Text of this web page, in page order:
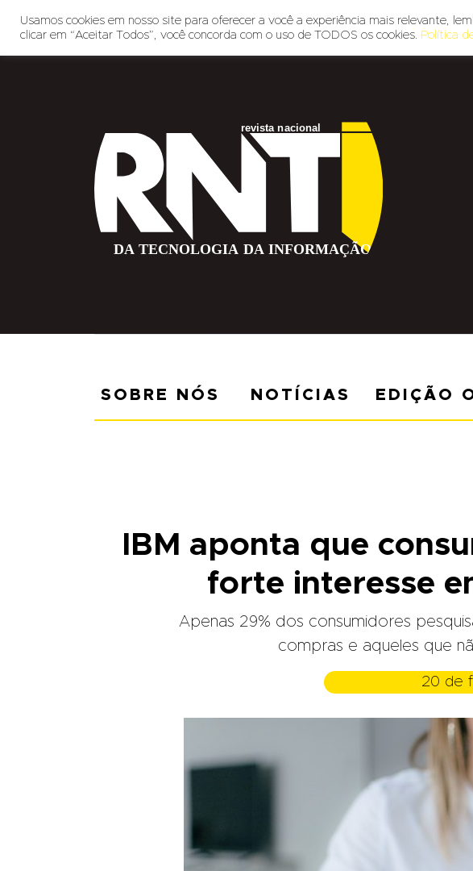
SOBRE NÓS NOTÍCIAS EDIÇÃO
IBM aponta que
forte interesse
Apenas 29% dos consumidores
compras e aqueles que
20 de
Usamos cookies em nosso site para oferecer a você a experiência mais relevante,
clicar em “Aceitar Todos”, você concorda com o uso de TODOS os cookies. Política